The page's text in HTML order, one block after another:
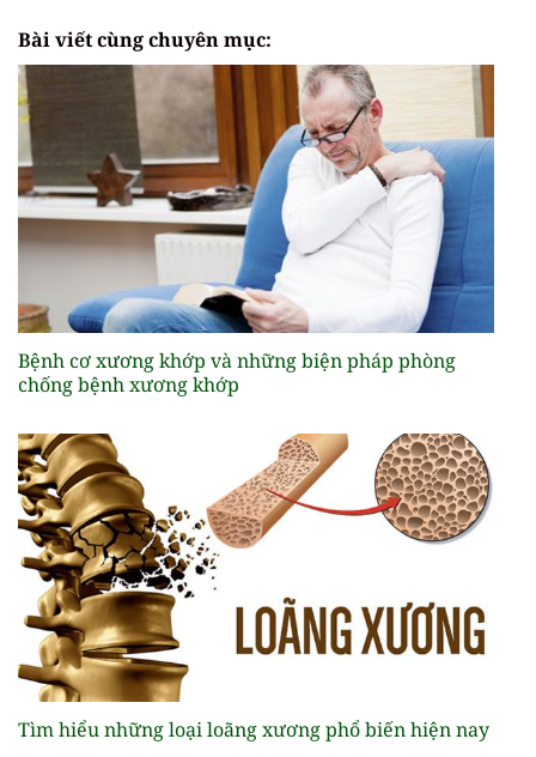
Bài viết cùng chuyên mục:
Bệnh cơ xương khớp và những biện pháp phòng
chống bệnh xương khớp
Tìm hiểu những loại loãng xương phổ biến hiện nay